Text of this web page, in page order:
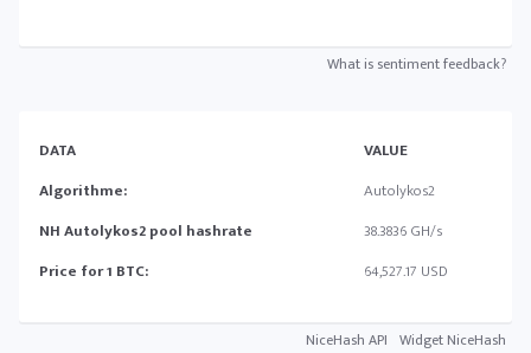
What is sentiment feedback?
DATA
VALUE
Algorithme:
Autolykos2
NH Autolykos2 pool hashrate
38.3836 GH/s
Price for 1 BTC:
64,527.17 USD
NiceHash API Widget NiceHash